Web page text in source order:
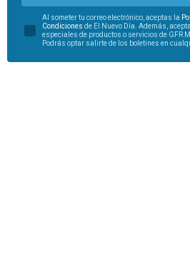
Al someter tu correo electrónico, aceptas la
Condiciones de El Nuevo Día. Además,
especiales de productos o servicios de GFR
Podrás optar salirte de los boletines en